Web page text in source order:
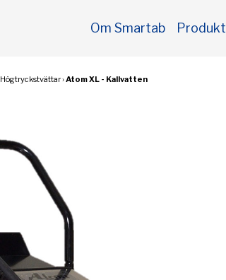
Om Smartab
Högtryckstvättar›Atom XL - Kallvatten